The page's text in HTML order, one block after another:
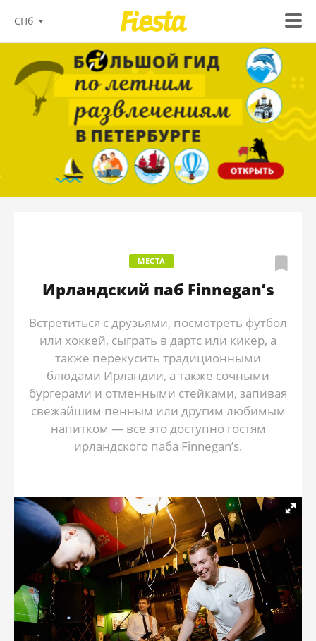
СПб
МЕСТА
Ирландский паб Finnegan’s
Встретиться с друзьями, посмотреть футбол
или хоккей, сыграть в дартс или кикер, а
также перекусить традиционными
блюдами Ирландии, а также сочными
бургерами и отменными стейками, запивая
свежайшим пенным или другим любимым
напитком — все это доступно гостям
ирландского паба Finnegan’s.